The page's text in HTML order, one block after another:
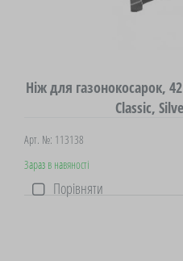
Ніж для газонокосарок,
Classic,
Арт. №: 113138
Зараз в навяності
Порівняти